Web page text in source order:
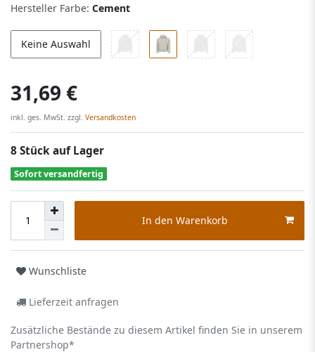
Hersteller Farbe: Cement
Keine Auswahl
31,69 €
inkl. ges. MwSt. zzgl. Versandkosten
8 Stück auf Lager
Sofort versandfertig
In den Warenkorb
Wunschliste
Lieferzeit anfragen
Zusätzliche Bestände zu diesem Artikel finden Sie in unserem
Partnershop*